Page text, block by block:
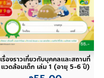
เรื่องราวเกี่ยวกับบุคคลและสถานที่
แวดล้อมเด็ก เล่ม 1 (อายุ 5-6 ปี)